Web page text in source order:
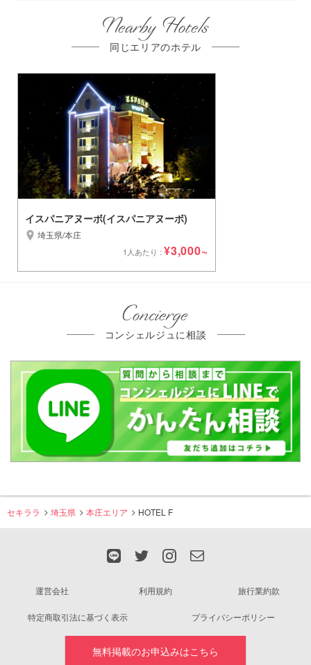
Nearby Hotels
同じエリアのホテル
イスパニアヌーボ(イスパニアヌーボ)
埼玉県/本庄
1人あたり : ¥3,000~
Concierge
コンシェルジュに相談
セキララ 埼玉県 本庄エリア HOTEL F
運営会社 利用規約 旅行業約款
特定商取引法に基づく表示 プライバシーポリシー
無料掲載のお申込みはこちら